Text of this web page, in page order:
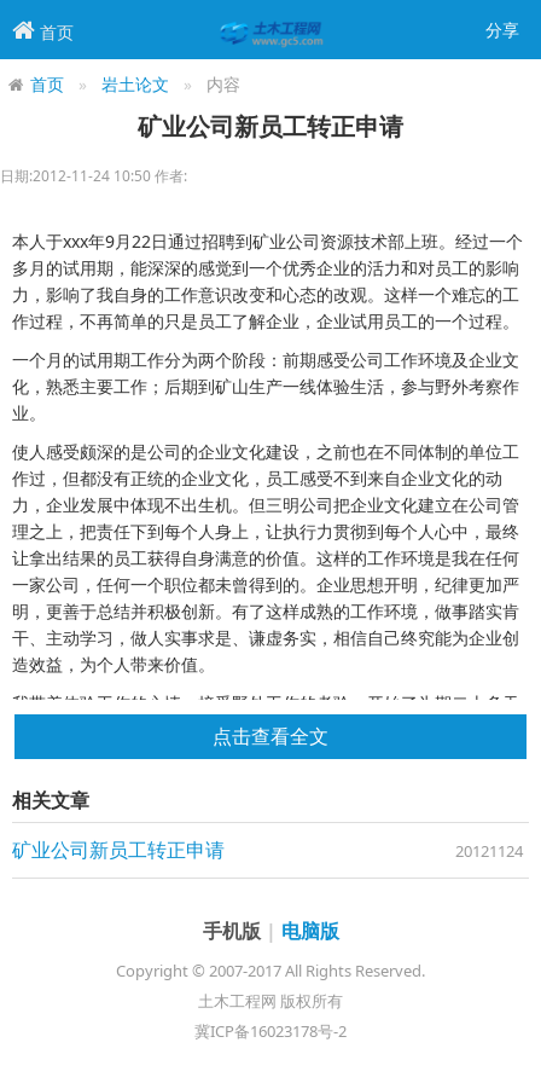
首页 分享
首页 岩土论文 内容
矿业公司新员工转正申请
日期:2012-11-24 10:50 作者:
本人于xxx年9月22日通过招聘到矿业公司资源技术部上班。经过一个
多月的试用期，能深深的感觉到一个优秀企业的活力和对员工的影响
力，影响了我自身的工作意识改变和心态的改观。这样一个难忘的工
作过程，不再简单的只是员工了解企业，企业试用员工的一个过程。
一个月的试用期工作分为两个阶段：前期感受公司工作环境及企业文
化，熟悉主要工作；后期到矿山生产一线体验生活，参与野外考察作
业。
使人感受颇深的是公司的企业文化建设，之前也在不同体制的单位工
作过，但都没有正统的企业文化，员工感受不到来自企业文化的动
力，企业发展中体现不出生机。但三明公司把企业文化建立在公司管
理之上，把责任下到每个人身上，让执行力贯彻到每个人心中，最终
让拿出结果的员工获得自身满意的价值。这样的工作环境是我在任何
一家公司，任何一个职位都未曾得到的。企业思想开明，纪律更加严
明，更善于总结并积极创新。有了这样成熟的工作环境，做事踏实肯
干、主动学习，做人实事求是、谦虚务实，相信自己终究能为企业创
造效益，为个人带来价值。
我带着体验工作的心情，接受野外工作的考验，开始了为期二十多天
的出差。人们知道从事矿业能够创造巨大的经济效益，但其中的艰辛
又有多少人了解。只是短短几天的生产一线体验，并不能够真切了解
在一起克服困难，踏实工作，公司尽己所能提供一切工作生活上的便
利，这一切渐渐让我对企业宗旨“您满意您快乐我成功”这六个字有了
初步的认识。
间，学习不仅是专业生产方面的知识，更涉及到吃穿住行的常识；体
面上工作生活似乎离现实和记忆越来越远，平淡之后才发现超越了原
有的意识，会更珍惜今天幸福的生活和得来不易的工作。结果在一天
天跋山涉水，一次次翻山越岭之后获得，获得客观但不一定令企业满
点击查看全文
相关文章
矿业公司新员工转正申请
20121124
手机版 | 电脑版
Copyright © 2007-2017 All Rights Reserved.
土木工程网 版权所有
冀ICP备16023178号-2